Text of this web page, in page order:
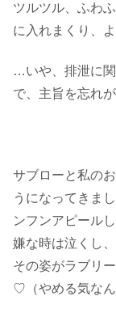
ツルツル、ふわ
に入れまくり、
…いや、排泄に
で、主旨を忘れ
サブローと私の
うになってきま
ンフンアピール
嫌な時は泣くし
その姿がラブリ
♡（やめる気なん